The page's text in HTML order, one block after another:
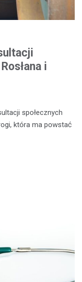
i
społecznych
która ma powstać